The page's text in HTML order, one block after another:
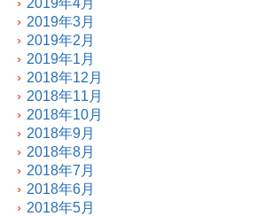
2019年3月
2019年2月
2019年1月
2018年12月
2018年11月
2018年10月
2018年9月
2018年8月
2018年7月
2018年6月
2018年5月